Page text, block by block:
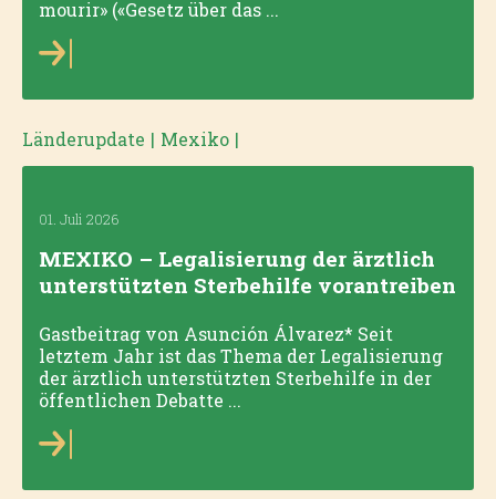
mourir» («Gesetz über das ...
Länderupdate | Mexiko |
01. Juli 2026
MEXIKO – Legalisierung der ärztlich
unterstützten Sterbehilfe vorantreiben
Gastbeitrag von Asunción Álvarez* Seit
letztem Jahr ist das Thema der Legalisierung
der ärztlich unterstützten Sterbehilfe in der
öffentlichen Debatte ...